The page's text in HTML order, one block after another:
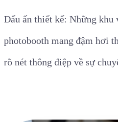
Dấu ấn thiết kế: Những khu
photobooth mang đậm hơi
rõ nét thông điệp về sự